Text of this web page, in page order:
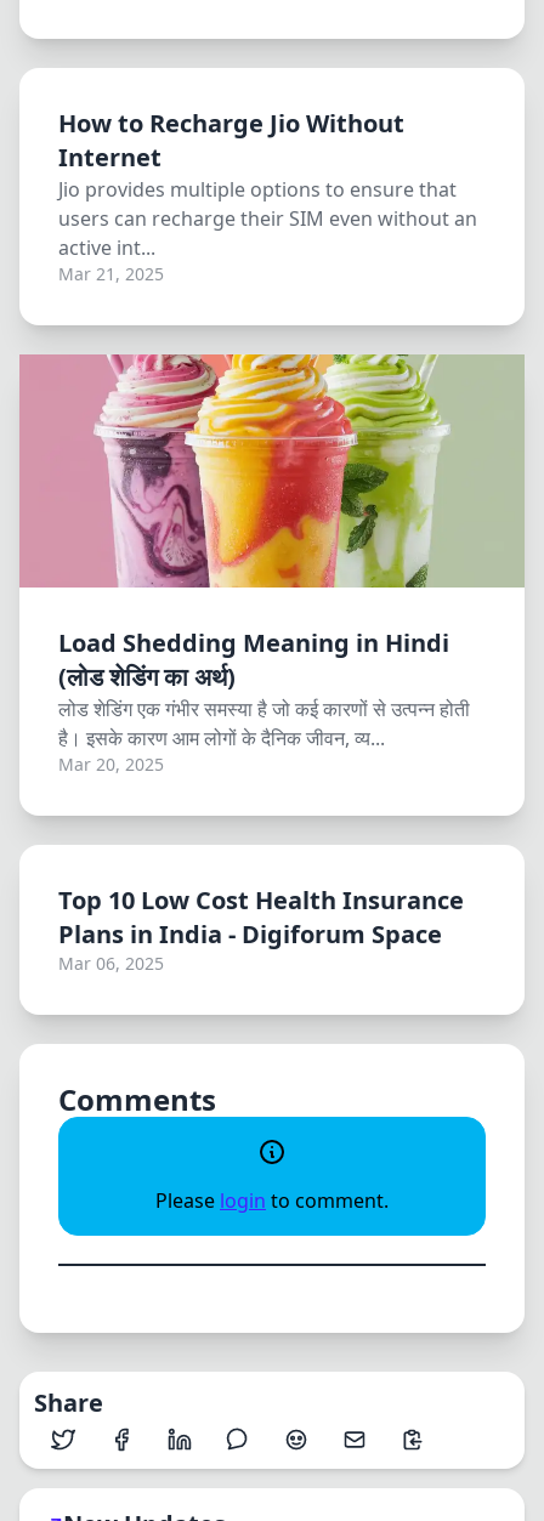
How to Recharge Jio Without
Internet
Jio provides multiple options to ensure that
users can recharge their SIM even without an
active int...
Mar 21, 2025
Load Shedding Meaning in Hindi
(लोड शेडिंग का अर्थ)
लोड शेडिंग एक गंभीर समस्या है जो कई कारणों से उत्पन्न होती
है। इसके कारण आम लोगों के दैनिक जीवन, व्य...
Mar 20, 2025
Top 10 Low Cost Health Insurance
Plans in India - Digiforum Space
Mar 06, 2025
Comments
Please login to comment.
Share